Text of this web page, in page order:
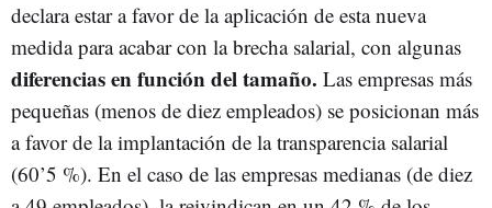
declara estar a favor de la aplicación de esta nueva
medida para acabar con la brecha salarial, con algunas
diferencias en función del tamaño. Las empresas más
pequeñas (menos de diez empleados) se posicionan más
a favor de la implantación de la transparencia salarial
(60’5 %). En el caso de las empresas medianas (de diez